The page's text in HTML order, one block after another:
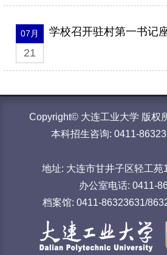
07月
21
学校召开驻村第一书记
Copyright© 大连工业大学 版权
本科招生咨询: 0411-
地址: 大连市甘井子区轻工苑
办公室电话: 0411-
档案馆: 0411-86323631/